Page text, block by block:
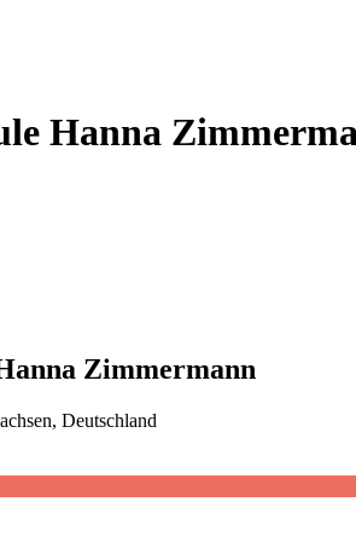
Hanna
Zimmermann
, Deutschland